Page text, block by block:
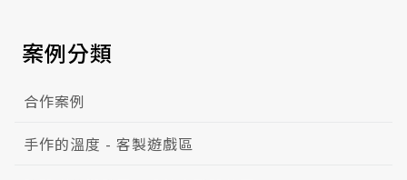
案例分類
合作案例
手作的溫度 - 客製遊戲區